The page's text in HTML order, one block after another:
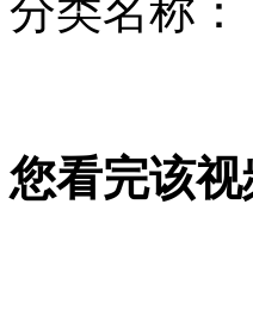
美国“天才少年”会说20
分类名称：
您看完该